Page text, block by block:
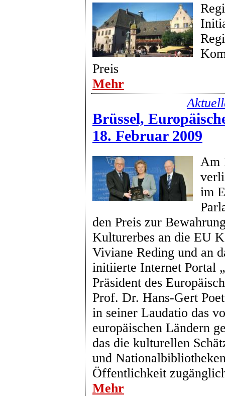
Preis
Mehr
Brüssel,
18. Februar 2009
Am
im
den Preis zur
Kulturerbes an die EU
Viviane Reding und an
initiierte Internet Portal
Präsident des
Prof. Dr. Hans-Gert
in seiner Laudatio das
europäischen Ländern
das die kulturellen
und
Öffentlichkeit
Mehr